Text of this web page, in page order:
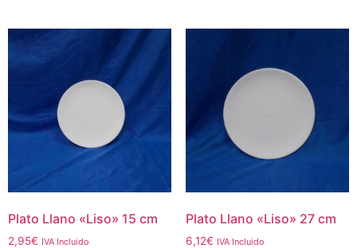
Plato Llano «Liso» 15 cm
2,95€ IVA Incluido
Plato Llano «Liso» 27 cm
6,12€ IVA Incluido